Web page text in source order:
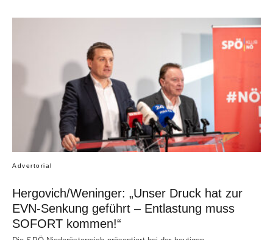
Advertorial
Hergovich/Weninger: „Unser Druck hat zur
EVN-Senkung geführt – Entlastung muss
SOFORT kommen!“